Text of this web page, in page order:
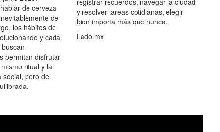
de cerveza
de
los hábitos de
y cada
permitan disfrutar
ritual y la
social, pero de
y resolver tareas cotidianas, elegir
bien importa más que nunca.
Lado.mx